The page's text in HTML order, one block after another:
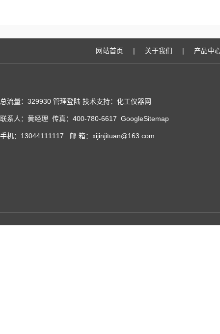
网站首页 | 关于我们 | 产品中
总流量：329930 管理登陆 技术支持：化工仪器网
联系人：黄经理 传真：400-780-6617 GoogleSitemap
手机：13044111117 邮 箱：xijinjituan@163.com